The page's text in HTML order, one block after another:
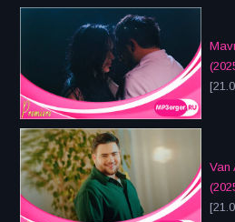
Van